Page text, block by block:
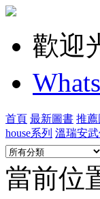
歡迎
首頁 最新圖書 推
house系列 溫瑞安
當前位